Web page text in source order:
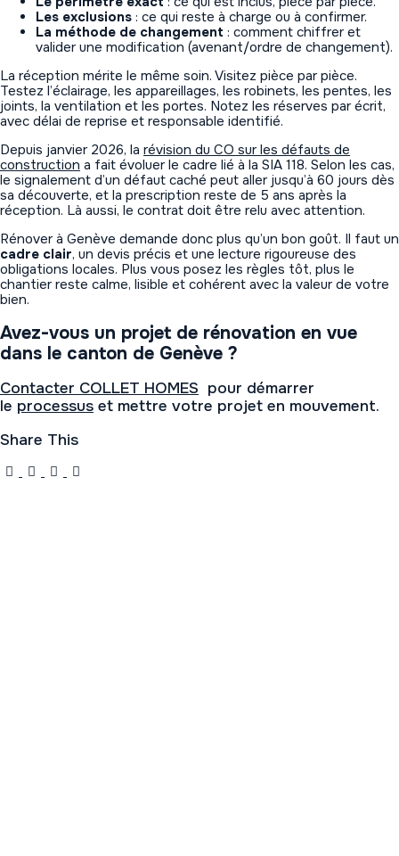
Les exclusions : ce qui reste à charge ou à confirmer.
La méthode de changement : comment chiffrer et
valider une modification (avenant/ordre de changement).
La réception mérite le même soin. Visitez pièce par pièce.
Testez l’éclairage, les appareillages, les robinets, les pentes, les
joints, la ventilation et les portes. Notez les réserves par écrit,
avec délai de reprise et responsable identifié.
Depuis janvier 2026, la révision du CO sur les défauts de
construction a fait évoluer le cadre lié à la SIA 118. Selon les cas,
le signalement d’un défaut caché peut aller jusqu’à 60 jours dès
sa découverte, et la prescription reste de 5 ans après la
réception. Là aussi, le contrat doit être relu avec attention.
Rénover à Genève demande donc plus qu’un bon goût. Il faut un
cadre clair, un devis précis et une lecture rigoureuse des
obligations locales. Plus vous posez les règles tôt, plus le
chantier reste calme, lisible et cohérent avec la valeur de votre
bien.
Avez-vous un projet de rénovation en vue
dans le canton de Genève ?
Contacter COLLET HOMES pour démarrer
le processus et mettre votre projet en mouvement.
Share This